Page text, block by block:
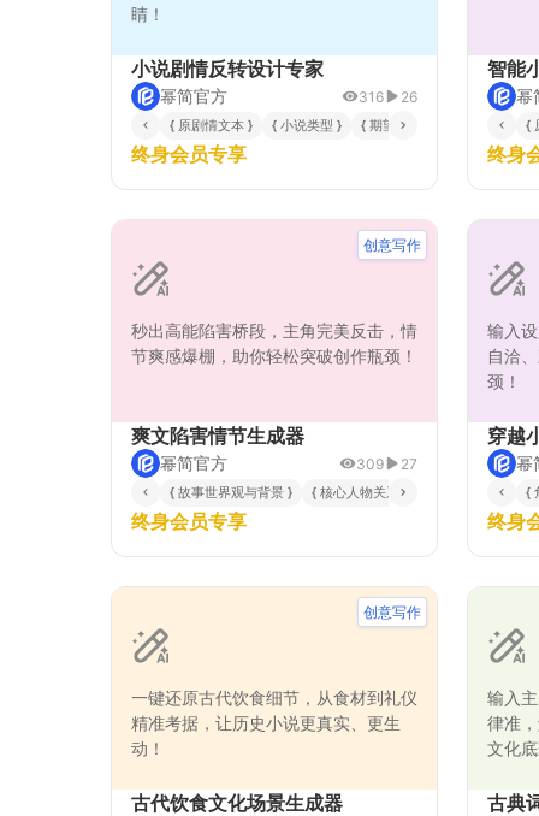
睛！
小说剧情反转设计专家
幂简官方 316 26
{ 原剧情文本 } { 小说类型 } { 期望的反转效果 } { 核心
终身会员专享
智能
幂
{
终身
秒出高能陷害桥段，主角完美反击，情
节爽感爆棚，助你轻松突破创作瓶颈！
创意写作
爽文陷害情节生成器
幂简官方 309 27
{ 故事世界观与背景 } { 核心人物关系 } { 当前矛盾焦点 }
终身会员专享
输入
自洽
颈！
穿越
幂
{
终身
一键还原古代饮食细节，从食材到礼仪
精准考据，让历史小说更真实、更生
动！
创意写作
古代饮食文化场景生成器
输入
律准
文化
古典